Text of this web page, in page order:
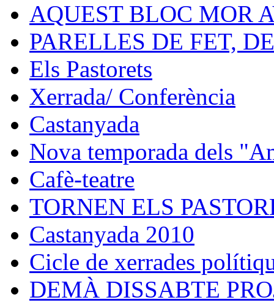
AQUEST BLOC MOR
PARELLES DE FET,
Els Pastorets
Xerrada/ Conferència
Castanyada
Nova temporada dels
Cafè-teatre
TORNEN ELS
Castanyada 2010
Cicle de xerrades
DEMÀ DISSABTE